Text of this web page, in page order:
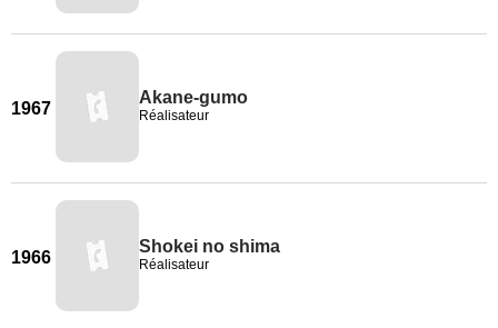
1967
Akane-gumo
Réalisateur
1966
Shokei no shima
Réalisateur